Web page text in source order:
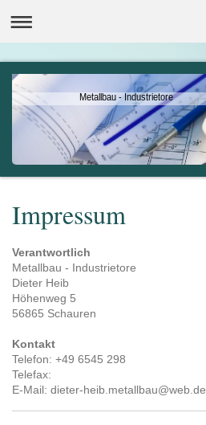
Metallbau - Industrietore
Impressum
Verantwortlich
Metallbau - Industrietore
Dieter Heib
Höhenweg 5
56865 Schauren
Kontakt
Telefon: +49 6545 298
Telefax:
E-Mail: dieter-heib.metallbau@web.de